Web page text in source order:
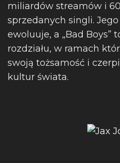
miliardów streamów i
sprzedanych singli.
ewoluuje, a „Bad Boys”
rozdziału, w ramach
swoją tożsamość i
kultur świata.